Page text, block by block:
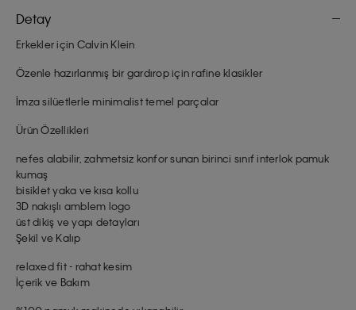
Detay
Erkekler için Calvin Klein
Özenle hazırlanmış bir gardırop için rafine klasikler
İmza silüetlerle minimalist temel parçalar
Ürün Özellikleri
nefes alabilir, zahmetsiz konfor sunan birinci sınıf interlok pamuk
kumaş
bisiklet yaka ve kısa kollu
3D nakışlı amblem logo
üst dikiş ve yapı detayları
Şekil ve Kalıp
relaxed fit - rahat kesim
İçerik ve Bakım